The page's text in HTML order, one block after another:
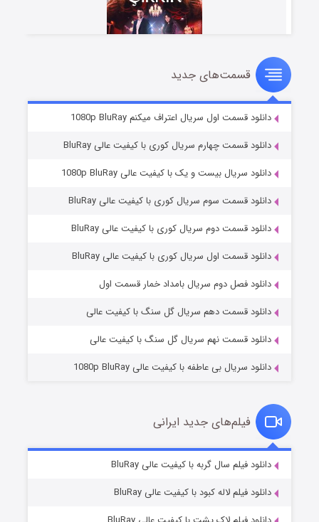
سریال زشت
قسمت۲ (زیرنویس) منتشر شد
مردگان متحرک: شهر مرده ۳
قسمت۲ (زیرنویس) منتشر شد
قسمت۷ (زیرنویس) منتشر شد
قسمت‌های جدید
دانلود قسمت اول سریال اعتراف میکنم 1080p BluRay
دانلود قسمت چهارم سریال کوری با کیفیت عالی BluRay
دانلود سریال بیست و یک با کیفیت عالی 1080p BluRay
دانلود قسمت سوم سریال کوری با کیفیت عالی BluRay
دانلود قسمت دوم سریال کوری با کیفیت عالی BluRay
دانلود قسمت اول سریال کوری با کیفیت عالی BluRay
دانلود فصل دوم سریال بامداد خمار قسمت اول
دانلود قسمت دهم سریال گل سنگ با کیفیت عالی
دانلود قسمت نهم سریال گل سنگ با کیفیت عالی
دانلود سریال بی عاطفه با کیفیت عالی 1080p BluRay
فیلم‌های جدید ایرانی
دانلود فیلم سال گربه با کیفیت عالی BluRay
دانلود فیلم لاله کبود با کیفیت عالی BluRay